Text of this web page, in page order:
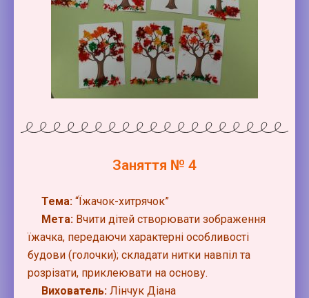
Заняття № 4
Тема: “Їжачок-хитрячок”
Мета: Вчити дітей створювати зображення
їжачка, передаючи характерні особливості
будови (голочки); складати нитки навпіл та
розрізати, приклеювати на основу.
Вихователь: Лінчук Діана